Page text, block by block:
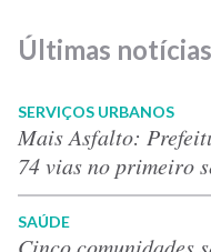
Últimas notícias
SERVIÇOS URBANOS
Mais Asfalto:
74 vias no primeiro
SAÚDE